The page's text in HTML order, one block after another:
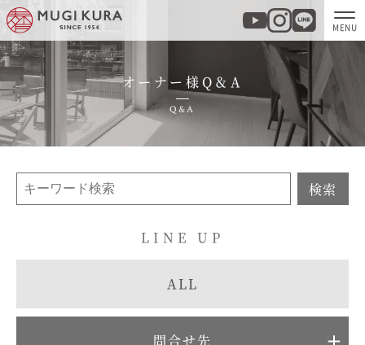
ホーム
分譲地・建売情報
モデルハウス
オーナー様Q＆A
Q&A
検索
LINE UP
ALL
問合せ先